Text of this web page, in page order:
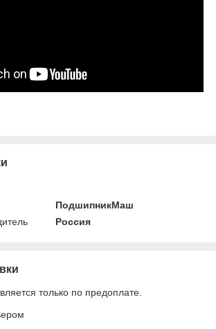
ПодшипникМаш
Россия
только по предоплате.